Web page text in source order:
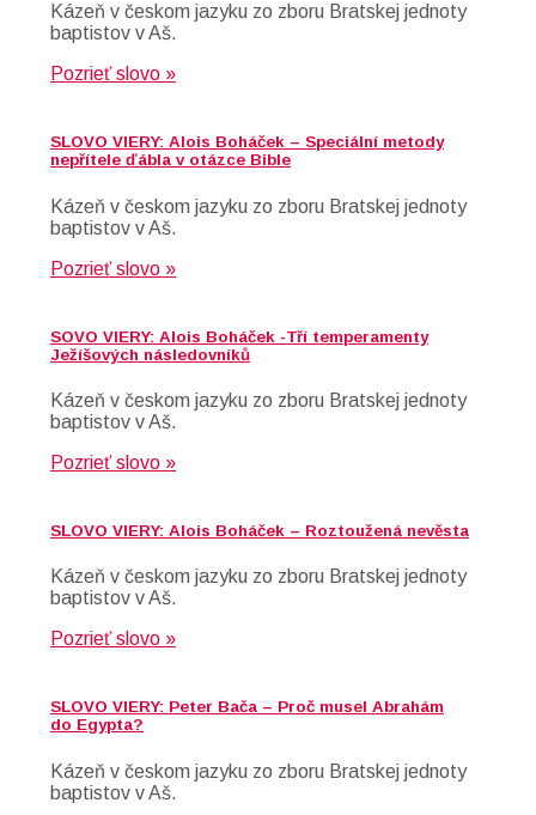
Kázeň v českom jazyku zo zboru Bratskej jednoty
baptistov v Aš.
Pozrieť slovo »
SLOVO VIERY: Alois Boháček – Speciální metody
nepřítele ďábla v otázce Bible
Kázeň v českom jazyku zo zboru Bratskej jednoty
baptistov v Aš.
Pozrieť slovo »
SOVO VIERY: Alois Boháček -Tří temperamenty
Ježíšových následovníků
Kázeň v českom jazyku zo zboru Bratskej jednoty
baptistov v Aš.
Pozrieť slovo »
SLOVO VIERY: Alois Boháček – Roztoužená nevěsta
Kázeň v českom jazyku zo zboru Bratskej jednoty
baptistov v Aš.
Pozrieť slovo »
SLOVO VIERY: Peter Bača – Proč musel Abrahám
do Egypta?
Kázeň v českom jazyku zo zboru Bratskej jednoty
baptistov v Aš.